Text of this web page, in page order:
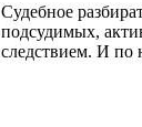
Судебное
подсудимых,
следствием. И по